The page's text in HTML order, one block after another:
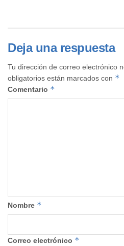
Deja una respuesta
Tu dirección de correo electrónico
obligatorios están marcados con *
Comentario *
Nombre *
Correo electrónico *